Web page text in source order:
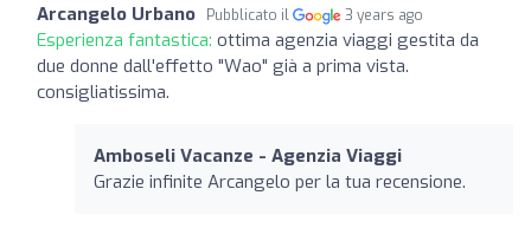
Arcangelo Urbano Pubblicato il 3 years ago
Esperienza fantastica: ottima agenzia viaggi gestita da
due donne dall'effetto "Wao" già a prima vista.
consigliatissima.
Amboseli Vacanze - Agenzia Viaggi
Grazie infinite Arcangelo per la tua recensione.